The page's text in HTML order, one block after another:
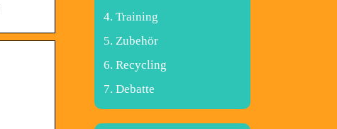
Training
Zubehör
Recycling
Debatte